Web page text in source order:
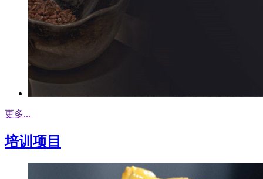
更多...
培训项目